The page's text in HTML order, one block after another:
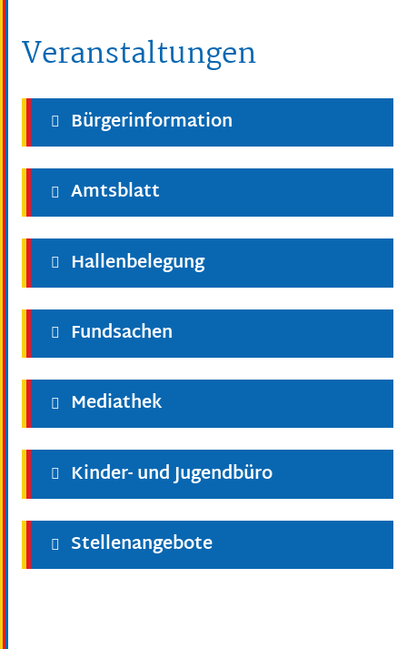
Veranstaltungen
Bürgerinformation
Amtsblatt
Hallenbelegung
Fundsachen
Mediathek
Kinder- und Jugendbüro
Stellenangebote